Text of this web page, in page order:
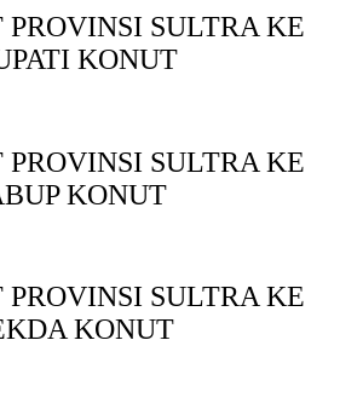
SULTRA KE
KONUT
SULTRA KE
KONUT
SULTRA KE
KONUT